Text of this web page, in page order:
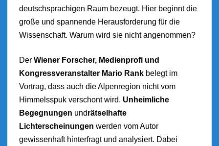
deutschsprachigen Raum bezeugt. Hier beginnt die
große und spannende Herausforderung für die
Wissenschaft. Warum wird sie nicht angenommen?
Der Wiener Forscher, Medienprofi und
Kongressveranstalter Mario Rank belegt im
Vortrag, dass auch die Alpenregion nicht vom
Himmelsspuk verschont wird. Unheimliche
Begegnungen undrätselhafte
Lichterscheinungen werden vom Autor
gewissenhaft hinterfragt und analysiert. Dabei